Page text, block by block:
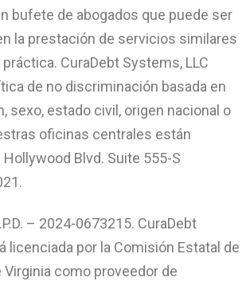
bufete de abogados que puede ser
la prestación de servicios similares
CuraDebt Systems, LLC
de no discriminación basada en
sexo, estado civil, origen nacional o
oficinas centrales están
Blvd. Suite 555-S
– 2024-0673215. CuraDebt
licenciada por la Comisión Estatal de
como proveedor de